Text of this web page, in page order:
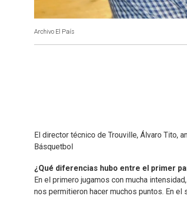
Archivo El País
El director técnico de Trouville, Álvaro Tito,
Básquetbol
¿Qué diferencias hubo entre el primer
En el primero jugamos con mucha
nos permitieron hacer muchos puntos. En